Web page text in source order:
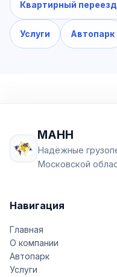
Квартирный
Услуги Автопарк
МАНН
Надёжные
Московской
Навигация
Главная
О компании
Автопарк
Услуги